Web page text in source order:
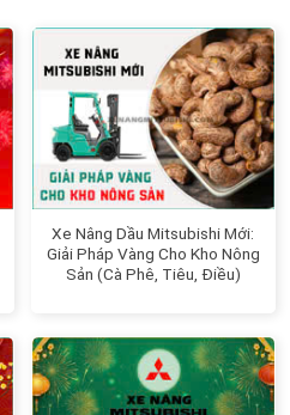
Xe Nâng Dầu Mitsubishi Mới:
Giải Pháp Vàng Cho Kho Nông
Sản (Cà Phê, Tiêu, Điều)